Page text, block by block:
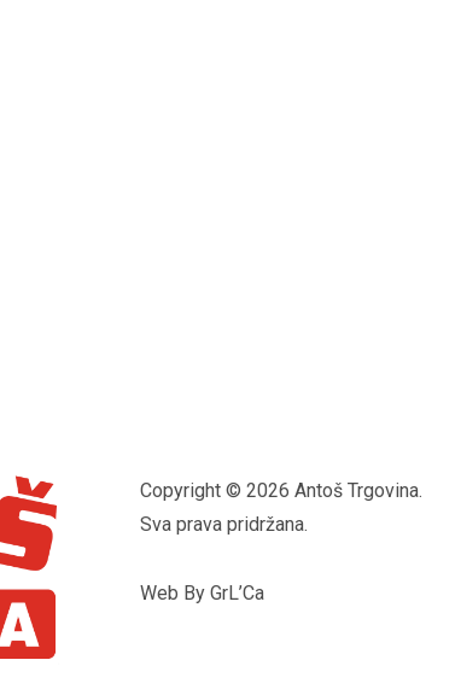
Copyright © 2026 Antoš Trgovina.
Sva prava pridržana.
Web By GrL’Ca